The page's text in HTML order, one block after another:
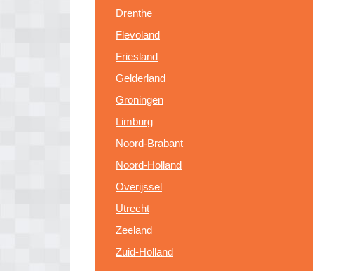
Drenthe
Flevoland
Friesland
Gelderland
Groningen
Limburg
Noord-Brabant
Noord-Holland
Overijssel
Utrecht
Zeeland
Zuid-Holland